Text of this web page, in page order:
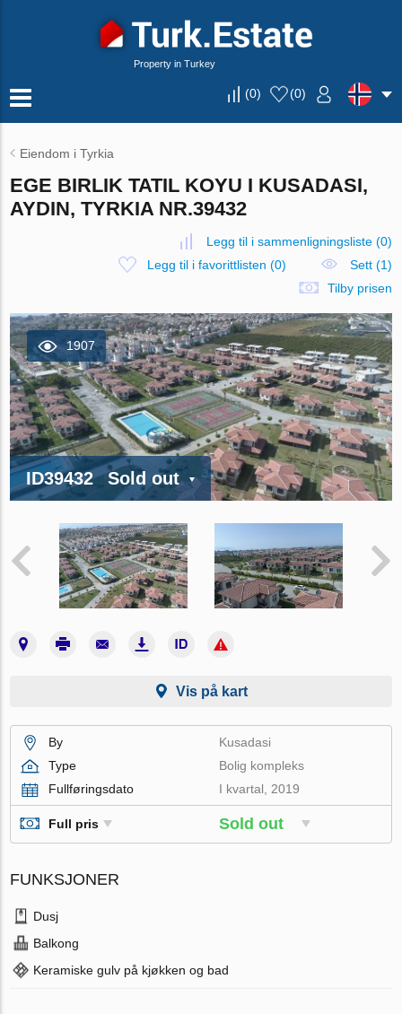
Property in Turkey
(0) (0)
Eiendom i Tyrkia
EGE BIRLIK TATIL KOYU I KUSADASI,
AYDIN, TYRKIA NR.39432
Legg til i sammenligningsliste(0)
Legg til i favorittlisten (0)
Sett (1)
Tilby prisen
1907
ID39432 Sold out
Vis på kart
By
Kusadasi
Type
Bolig kompleks
Fullføringsdato
I kvartal, 2019
Full pris Sold out
FUNKSJONER
Dusj
Balkong
Keramiske gulv på kjøkken og bad